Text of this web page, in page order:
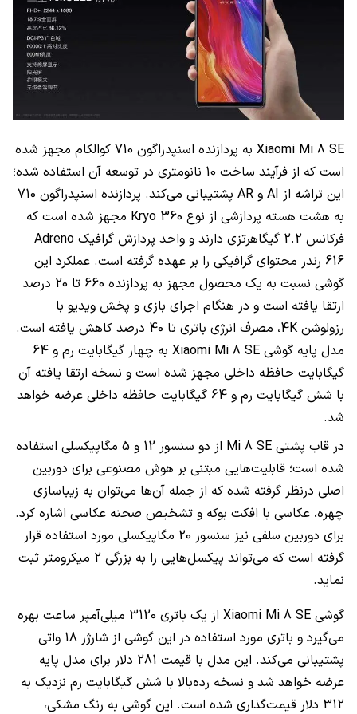
Xiaomi Mi 8 SE به پردازنده اسنپدراگون 710 کوالکام مجهز شده
است که از فرآیند ساخت 10 نانومتری در توسعه آن استفاده شده؛
این تراشه از AI و AR پشتیبانی می‌کند. پردازنده اسنپدراگون 710
به هشت هسته پردازشی از نوع Kryo 360 مجهز شده است که
فرکانس 2.2 گیگاهرتزی دارند و واحد پردازش گرافیک Adreno
616 رندر محتوای گرافیکی را بر عهده گرفته است. عملکرد این
گوشی نسبت به یک محصول مجهز به پردازنده 660 تا 20 درصد
ارتقا یافته است و در هنگام اجرای بازی و پخش ویدیو با
رزولوشن 4K، مصرف انرژی باتری تا 40 درصد کاهش یافته است.
مدل پایه گوشی Xiaomi Mi 8 SE به چهار گیگابایت رم و 64
گیگابایت حافظه داخلی مجهز شده است و نسخه ارتقا یافته آن
با شش گیگابایت رم و 64 گیگابایت حافظه داخلی عرضه خواهد
شد.
در قاب پشتی Mi 8 SE از دو سنسور 12 و 5 مگاپیکسلی استفاده
شده است؛ قابلیت‌هایی مبتنی بر هوش مصنوعی برای دوربین
اصلی درنظر گرفته شده که از جمله آن‌ها می‌توان به زیباسازی
چهره، عکاسی با افکت بوکه و تشخیص صحنه عکاسی اشاره کرد.
برای دوربین سلفی نیز سنسور 20 مگاپیکسلی مورد استفاده قرار
گرفته است که می‌تواند پیکسل‌هایی را به بزرگی 2 میکرومتر ثبت
نماید.
گوشی Xiaomi Mi 8 SE از یک باتری 3120 میلی‌آمپر ساعت بهره
می‌گیرد و باتری مورد استفاده در این گوشی از شارژر 18 واتی
پشتیبانی می‌کند. این مدل با قیمت 281 دلار برای مدل پایه
عرضه خواهد شد و نسخه رده‌بالا با شش گیگابایت رم نزدیک به
312 دلار قیمت‌گذاری شده است. این گوشی به رنگ مشکی،